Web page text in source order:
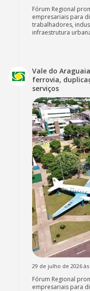
Fórum Regional
empresariais para
trabalhadores,
infraestrutura
Vale do
ferrovia,
serviços
29 de julho de 2026
Fórum Regional
empresariais para